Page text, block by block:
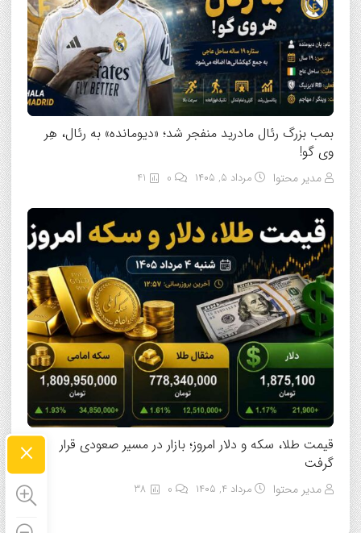
بمب بزرگ رئال مادرید منفجر شد؛ «دیومانده» به رئال، هِر
وی گو!
مدیر محتوا مرداد ۵, ۱۴۰۵ 41
قیمت طلا، سکه و دلار امروز؛ بازار در مسیر صعودی قرار
گرفت
مدیر محتوا مرداد ۴, ۱۴۰۵ 38
×